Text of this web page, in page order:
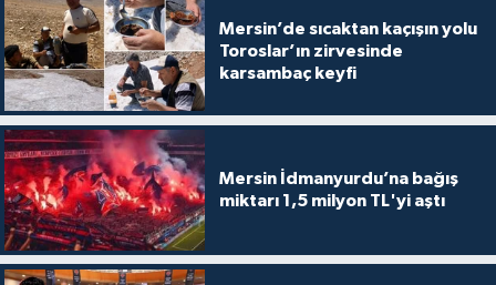
Mersin’de sıcaktan kaçışın yolu
Toroslar’ın zirvesinde
karsambaç keyfi
Mersin İdmanyurdu’na bağış
miktarı 1,5 milyon TL'yi aştı